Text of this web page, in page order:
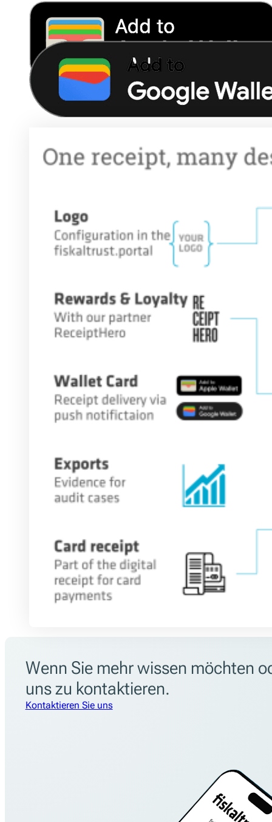
Wenn Sie mehr wissen möchten
uns zu kontaktieren.
Kontaktieren Sie uns